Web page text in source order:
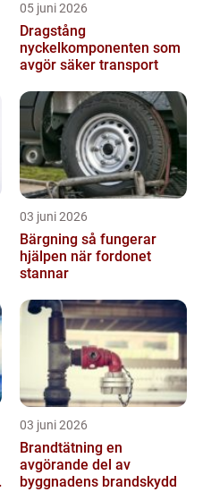
05 juni 2026
Dragstång
nyckelkomponenten som
avgör säker transport
03 juni 2026
Bärgning så fungerar
hjälpen när fordonet
stannar
03 juni 2026
Brandtätning en
avgörande del av
byggnadens brandskydd